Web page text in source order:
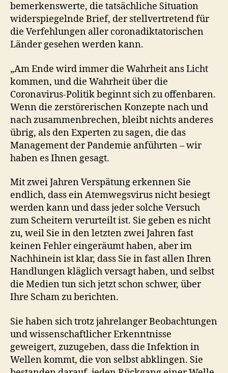
bemerkenswerte, die tatsächliche Situation
widerspiegelnde Brief, der stellvertretend für
die Verfehlungen aller coronadiktatorischen
Länder gesehen werden kann.
„Am Ende wird immer die Wahrheit ans Licht
kommen, und die Wahrheit über die
Coronavirus-Politik beginnt sich zu offenbaren.
Wenn die zerstörerischen Konzepte nach und
nach zusammenbrechen, bleibt nichts anderes
übrig, als den Experten zu sagen, die das
Management der Pandemie anführten – wir
haben es Ihnen gesagt.
Mit zwei Jahren Verspätung erkennen Sie
endlich, dass ein Atemwegsvirus nicht besiegt
werden kann und dass jeder solche Versuch
zum Scheitern verurteilt ist. Sie geben es nicht
zu, weil Sie in den letzten zwei Jahren fast
keinen Fehler eingeräumt haben, aber im
Nachhinein ist klar, dass Sie in fast allen Ihren
Handlungen kläglich versagt haben, und selbst
die Medien tun sich jetzt schon schwer, über
Ihre Scham zu berichten.
Sie haben sich trotz jahrelanger Beobachtungen
und wissenschaftlicher Erkenntnisse
geweigert, zuzugeben, dass die Infektion in
Wellen kommt, die von selbst abklingen. Sie